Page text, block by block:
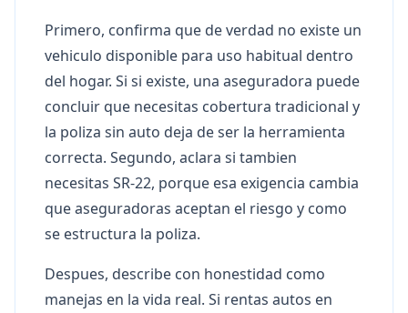
Primero, confirma que de verdad no existe un
vehiculo disponible para uso habitual dentro
del hogar. Si si existe, una aseguradora puede
concluir que necesitas cobertura tradicional y
la poliza sin auto deja de ser la herramienta
correcta. Segundo, aclara si tambien
necesitas SR-22, porque esa exigencia cambia
que aseguradoras aceptan el riesgo y como
se estructura la poliza.
Despues, describe con honestidad como
manejas en la vida real. Si rentas autos en